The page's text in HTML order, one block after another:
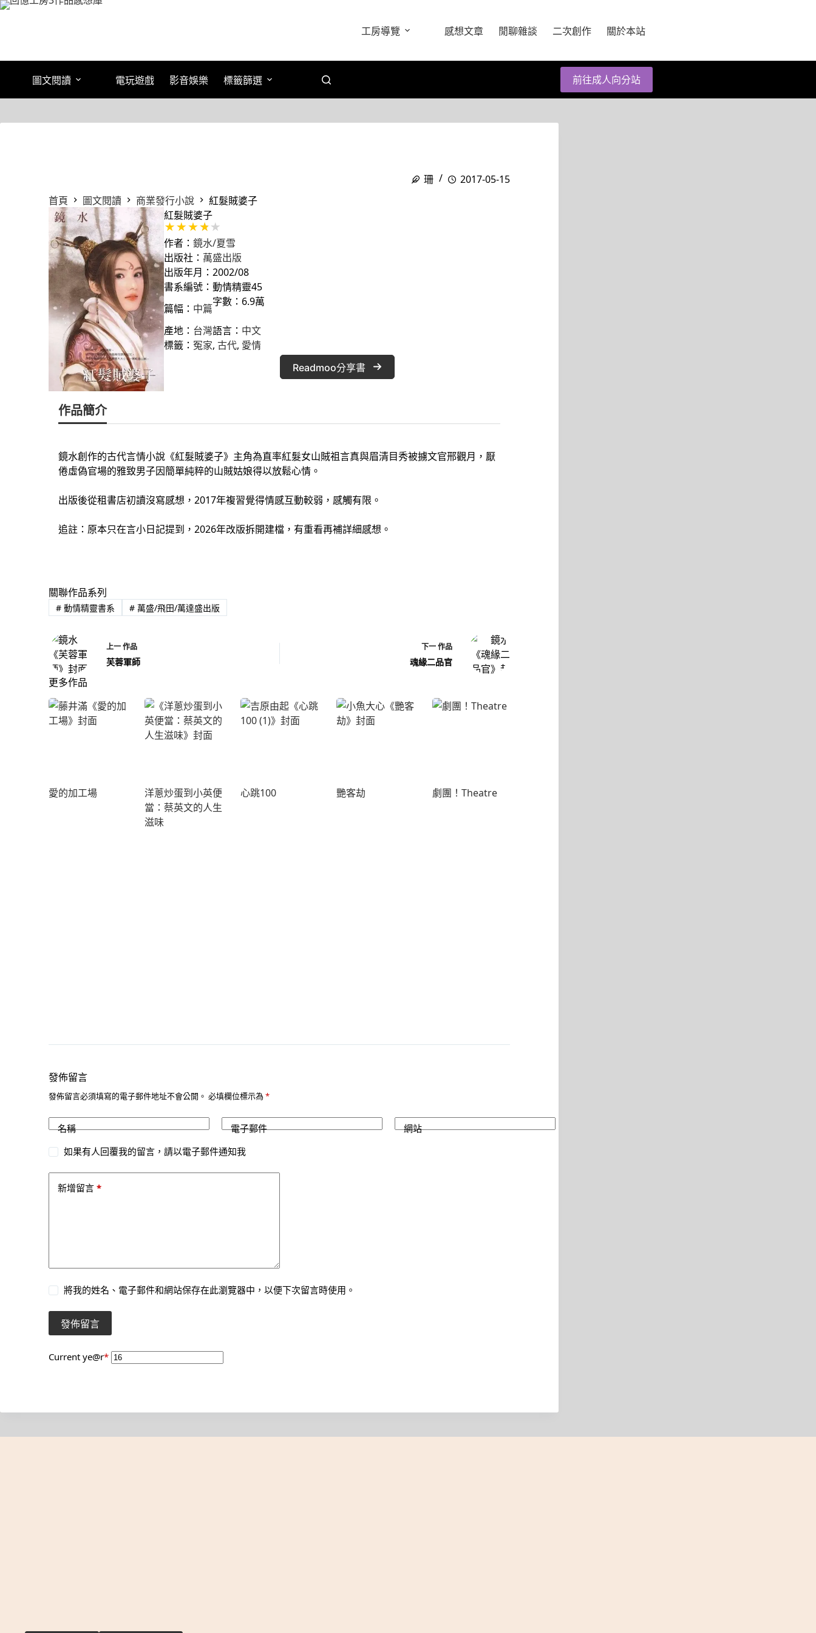
跳
工房導覽 感想文章 閒聊雜談 二次創作 關於本站
圖文閱讀 電玩遊戲 影音娛樂 標籤篩選 前往成人向分站
珊
2017-05-15
首頁
圖文閱讀 商業發行小說
紅髮賊婆子
紅髮賊婆子
作者： 鏡水/夏雪
出版社： 萬盛出版
出版年月：2002/08
書系編號：動情精靈45
篇幅： 中篇
字數：6.9萬
產地： 台灣語言： 中文
標籤： 冤家, 古代, 愛情
Readmoo分享書
作品簡介
鏡水創作的古代言情小說《紅髮賊婆子》主角為直率紅髮女山賊祖言真與眉清目秀被擄文官邢觀月，厭
倦虛偽官場的雅致男子因簡單純粹的山賊姑娘得以放鬆心情。
出版後從租書店初讀沒寫感想，2017年複習覺得情感互動較弱，感觸有限。
追註：原本只在言小日記提到，2026年改版拆開建檔，有重看再補詳細感想。
關聯作品系列
#動情精靈書系 #萬盛/飛田/萬達盛出版
上一作品
芙蓉軍師
下一作品
魂緣二品官
更多作品
愛的加工場
洋蔥炒蛋到小英便
當：蔡英文的人生
滋味
心跳100 艷客劫 劇團！Theatre
發佈留言
發佈留言必須填寫的電子郵件地址不會公開。 必填欄位標示為 *
名稱 電子郵件
網站
如果有人回覆我的留言，請以電子郵件通知我
新增留言 *
將我的姓名、電子郵件和網站保存在此瀏覽器中，以便下次留言時使用。
發佈留言
Current ye@r*